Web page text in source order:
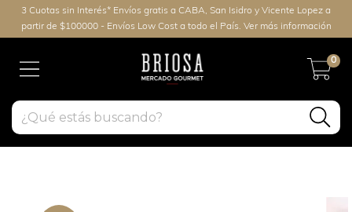
3 Cuotas sin Interés* Envíos gratis a CABA, San Isidro y Vicente Lopez a
partir de $100000 - Envíos Low Cost a todo el País. Ver más información
0